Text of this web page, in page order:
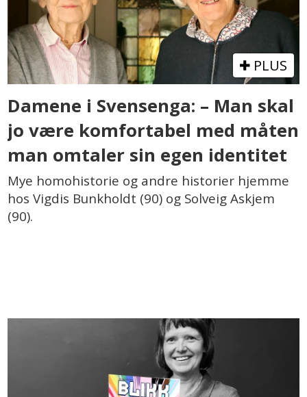
PLUS
Damene i Svensenga: – Man skal
jo være komfortabel med måten
man omtaler sin egen identitet
Mye homohistorie og andre historier hjemme
hos Vigdis Bunkholdt (90) og Solveig Askjem
(90).